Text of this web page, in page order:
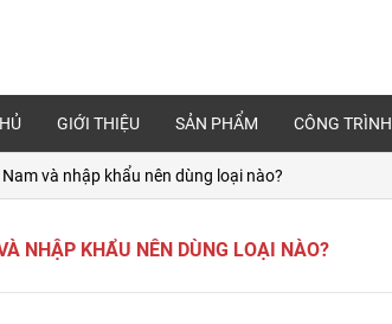
GIỚI THIỆU SẢN PHẨM CÔNG TRÌNH
và nhập khẩu nên dùng loại nào?
NHẬP KHẨU NÊN DÙNG LOẠI NÀO?